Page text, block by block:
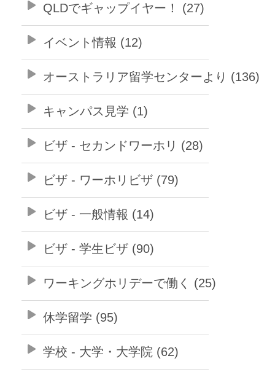
QLDでギャップイヤー！ (27)
イベント情報 (12)
オーストラリア留学センターより (136)
キャンパス見学 (1)
ビザ - セカンドワーホリ (28)
ビザ - ワーホリビザ (79)
ビザ - 一般情報 (14)
ビザ - 学生ビザ (90)
ワーキングホリデーで働く (25)
休学留学 (95)
学校 - 大学・大学院 (62)